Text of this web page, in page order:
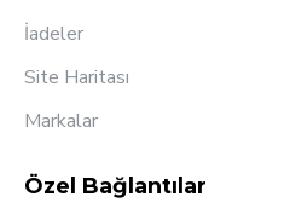
İadeler
Site Haritası
Markalar
Özel Bağlantılar